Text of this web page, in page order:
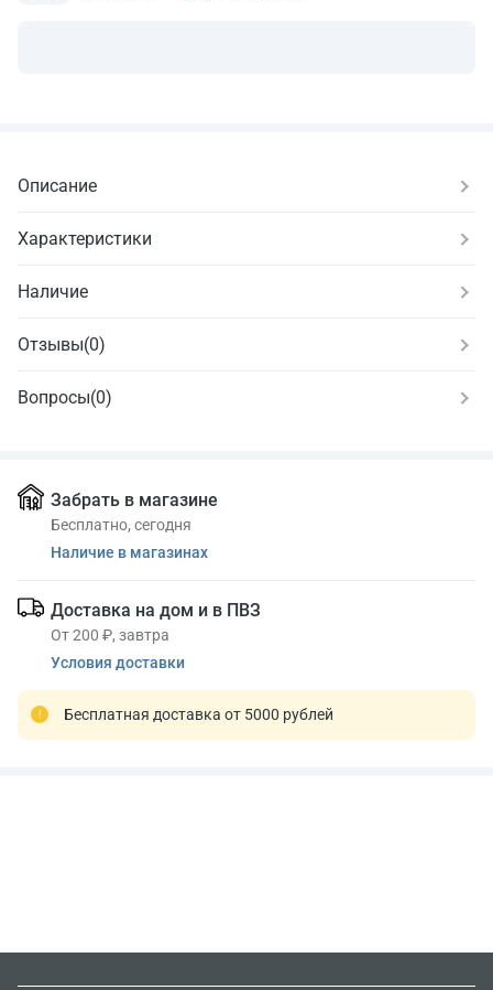
Описание
Характеристики
Наличие
Отзывы(0)
Вопросы(0)
Забрать в магазине
Бесплатно, сегодня
Наличие в магазинах
Доставка на дом и в ПВЗ
От 200 ₽, завтра
Условия доставки
Бесплатная доставка от 5000 рублей